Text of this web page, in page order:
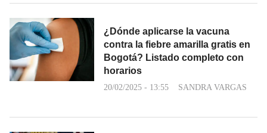
¿Dónde aplicarse la vacuna
contra la fiebre amarilla gratis en
Bogotá? Listado completo con
horarios
20/02/2025 - 13:55 SANDRA VARGAS